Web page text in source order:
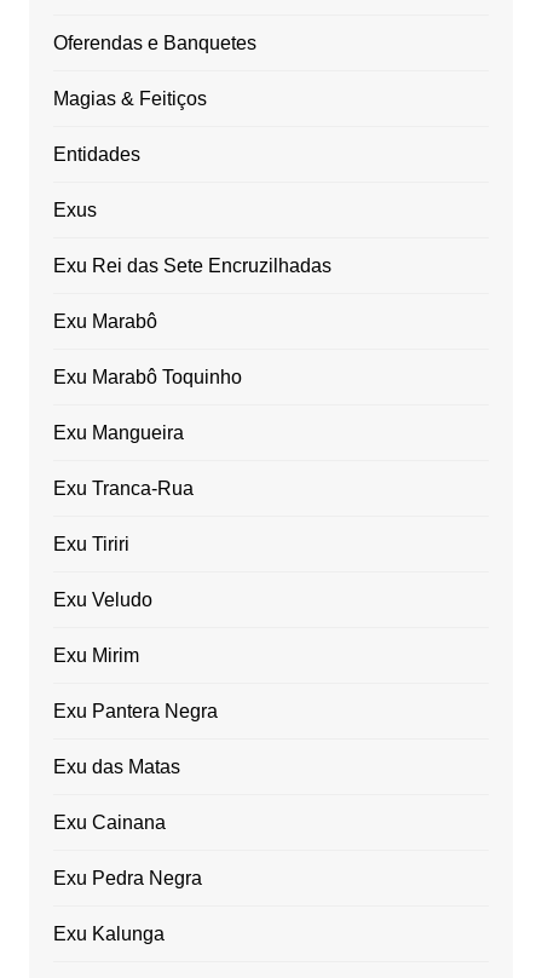
Oferendas e Banquetes
Magias & Feitiços
Entidades
Exus
Exu Rei das Sete Encruzilhadas
Exu Marabô
Exu Marabô Toquinho
Exu Mangueira
Exu Tranca-Rua
Exu Tiriri
Exu Veludo
Exu Mirim
Exu Pantera Negra
Exu das Matas
Exu Cainana
Exu Pedra Negra
Exu Kalunga